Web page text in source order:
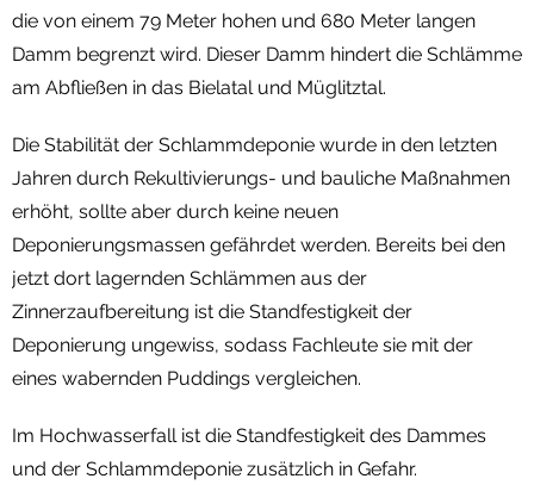
die von einem 79 Meter hohen und 680 Meter langen
Damm begrenzt wird. Dieser Damm hindert die Schlämme
am Abfließen in das Bielatal und Müglitztal.
Die Stabilität der Schlammdeponie wurde in den letzten
Jahren durch Rekultivierungs- und bauliche Maßnahmen
erhöht, sollte aber durch keine neuen
Deponierungsmassen gefährdet werden. Bereits bei den
jetzt dort lagernden Schlämmen aus der
Zinnerzaufbereitung ist die Standfestigkeit der
Deponierung ungewiss, sodass Fachleute sie mit der
eines wabernden Puddings vergleichen.
Im Hochwasserfall ist die Standfestigkeit des Dammes
und der Schlammdeponie zusätzlich in Gefahr.